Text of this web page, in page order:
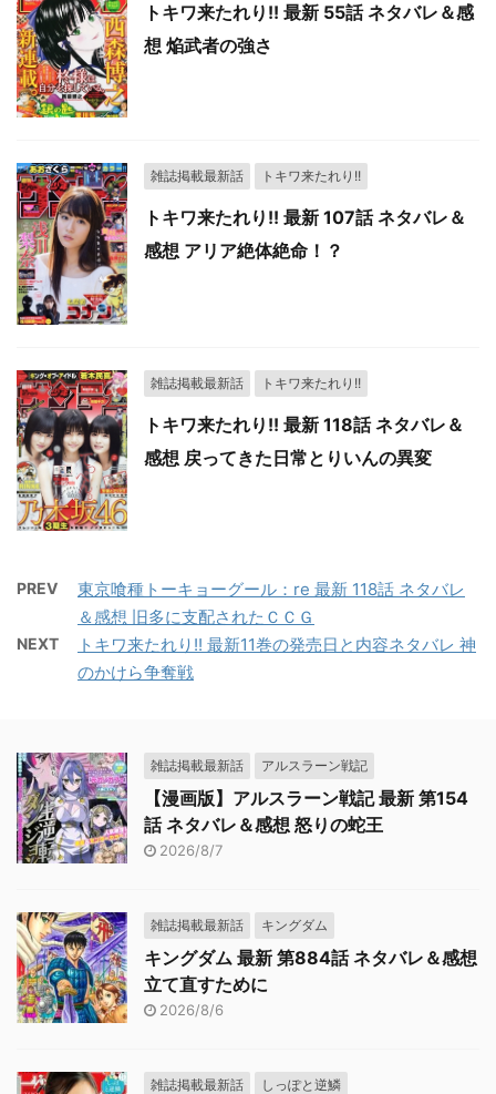
トキワ来たれり!! 最新 55話 ネタバレ＆感
想 焔武者の強さ
雑誌掲載最新話 トキワ来たれり!!
トキワ来たれり!! 最新 107話 ネタバレ＆
感想 アリア絶体絶命！？
雑誌掲載最新話 トキワ来たれり!!
トキワ来たれり!! 最新 118話 ネタバレ＆
感想 戻ってきた日常とりいんの異変
PREV
東京喰種トーキョーグール：re 最新 118話 ネタバレ
＆感想 旧多に支配されたＣＣＧ
NEXT
トキワ来たれり!! 最新11巻の発売日と内容ネタバレ 神
のかけら争奪戦
雑誌掲載最新話 アルスラーン戦記
【漫画版】アルスラーン戦記 最新 第154
話 ネタバレ＆感想 怒りの蛇王
2026/8/7
雑誌掲載最新話 キングダム
キングダム 最新 第884話 ネタバレ＆感想
立て直すために
2026/8/6
雑誌掲載最新話 しっぽと逆鱗